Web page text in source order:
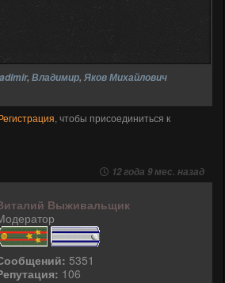
, Владимир, Яков Михайлович
, чтобы присоединиться к
12 года 9 мес. назад
Выживальщик
5351
106